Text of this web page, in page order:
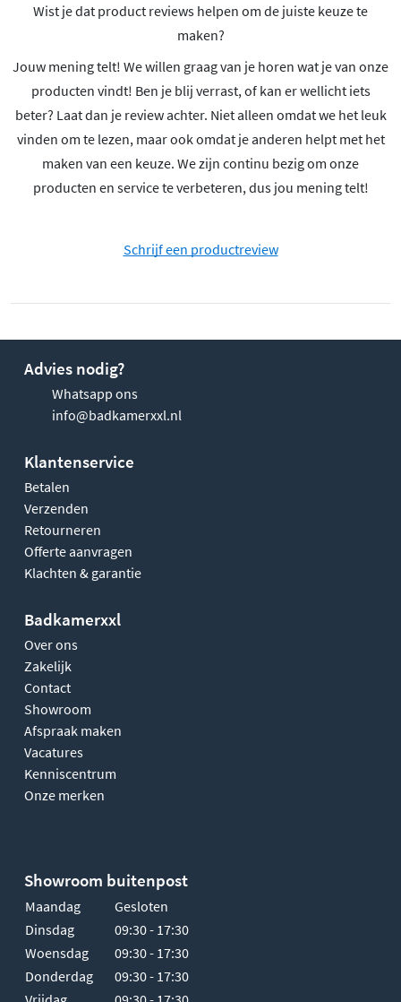
Wist je dat product reviews helpen om de juiste keuze te
maken?
Jouw mening telt! We willen graag van je horen wat je van onze
producten vindt! Ben je blij verrast, of kan er wellicht iets
beter? Laat dan je review achter. Niet alleen omdat we het leuk
vinden om te lezen, maar ook omdat je anderen helpt met het
maken van een keuze. We zijn continu bezig om onze
producten en service te verbeteren, dus jou mening telt!
Schrijf een productreview
Advies nodig?
Whatsapp ons
info@badkamerxxl.nl
Klantenservice
Betalen
Verzenden
Retourneren
Offerte aanvragen
Klachten & garantie
Badkamerxxl
Over ons
Zakelijk
Contact
Showroom
Afspraak maken
Vacatures
Kenniscentrum
Onze merken
Showroom buitenpost
Maandag
Gesloten
Dinsdag
09:30 - 17:30
Woensdag
09:30 - 17:30
Donderdag
09:30 - 17:30